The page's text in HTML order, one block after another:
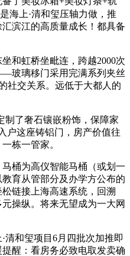
海上·清和玺压轴力做，推
滨江的高质量成长！都具备
虹桥坐毗连，跨越2000次
玻璃移门采用完满系列夹丝
社交关系。远低于大都人的
了奢石镶嵌粉饰，保障家
户这座铸铝门，房产价值往
栋一管家。
桶为高仪智能马桶（或划一
育从管部分及办学方公布的
链接上海高速系统，回溯
操纵。将来无望成为一大网
和玺项目6月四批次加推即
醒：看房务必致电取发卖确